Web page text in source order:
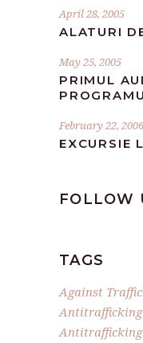
April 28, 2005
ALATURI
May 25, 2005
PRIMUL
February 22, 2006
EXCURSIE
FOLLOW
TAGS
Against
Antitrafficking